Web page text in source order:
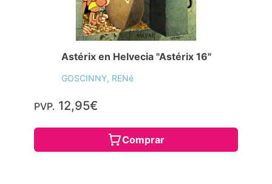
Astérix en Helvecia "Astérix 16"
GOSCINNY, RENé
PVP. 12,95€
Comprar